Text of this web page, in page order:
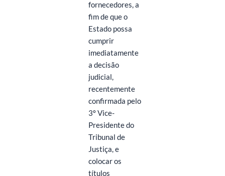
fornecedores, a
fim de que o
Estado possa
cumprir
imediatamente
a decisão
judicial,
recentemente
confirmada pelo
3º Vice-
Presidente do
Tribunal de
Justiça, e
colocar os
títulos